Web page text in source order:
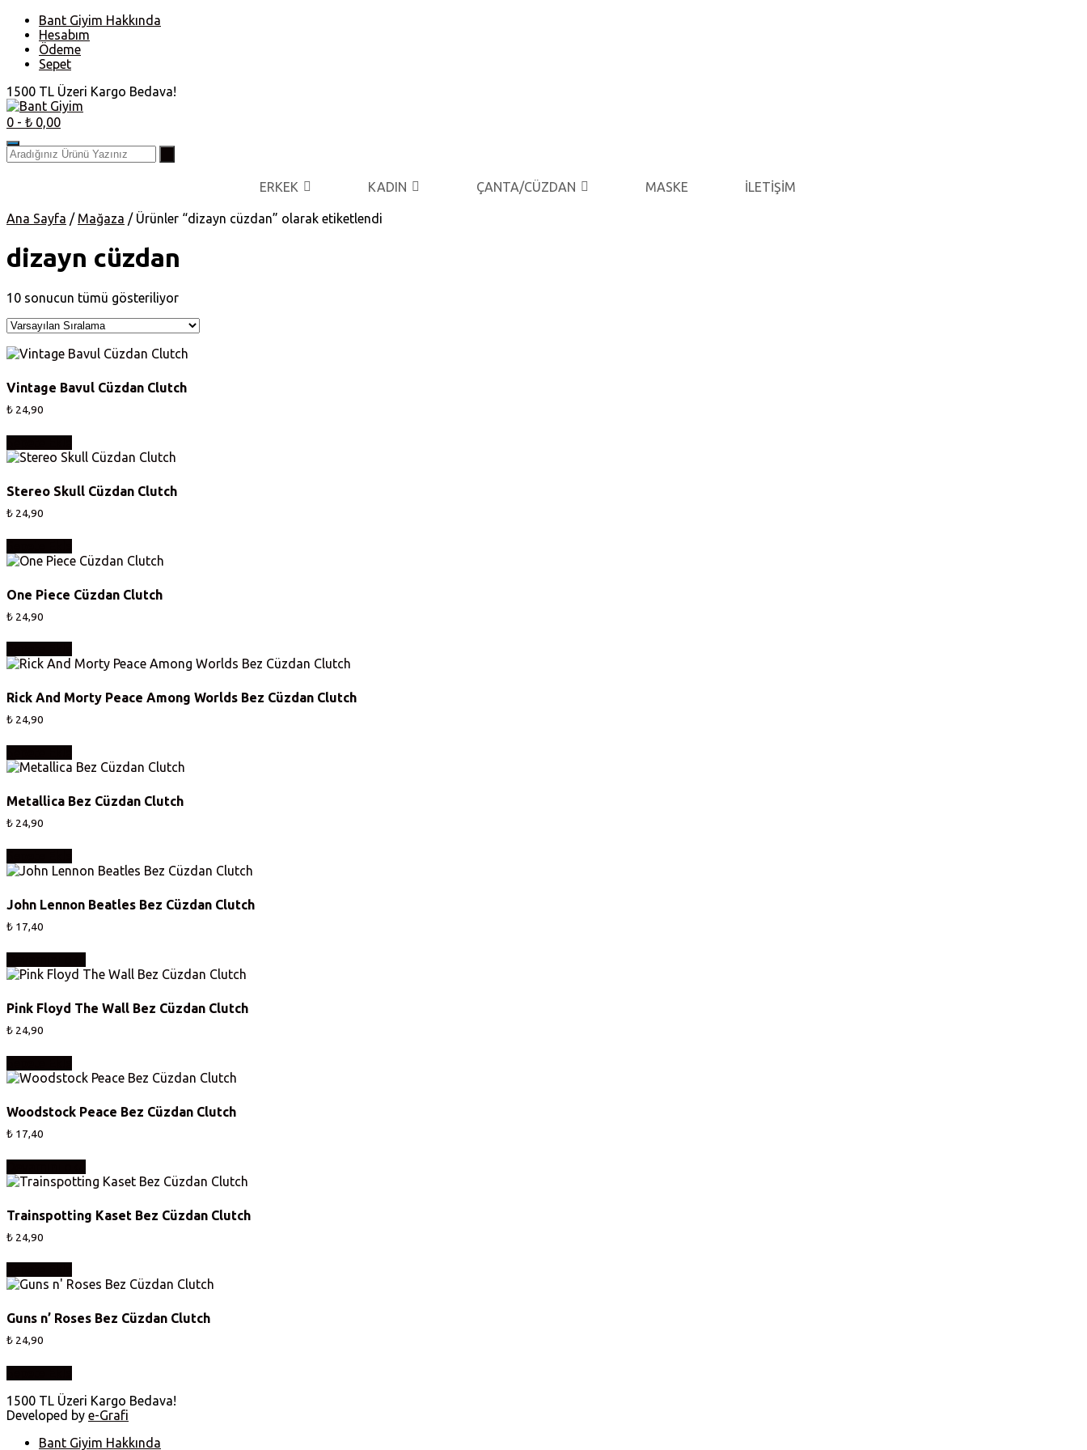
Skip
content
Bant Giyim Hakkında
Hesabım
Ödeme
Sepet
1500 TL Üzeri Kargo Bedava!
0 - ₺ 0,00
ERKEK KADIN ÇANTA/CÜZDAN MASKE İLETİŞİM
Ana Sayfa / Mağaza / Ürünler “dizayn cüzdan” olarak etiketlendi
dizayn cüzdan
10 sonucun tümü gösteriliyor
Vintage Bavul Cüzdan Clutch
₺ 24,90
Stereo Skull Cüzdan Clutch
₺ 24,90
One Piece Cüzdan Clutch
₺ 24,90
Rick And Morty Peace Among Worlds Bez Cüzdan Clutch
₺ 24,90
Metallica Bez Cüzdan Clutch
₺ 24,90
John Lennon Beatles Bez Cüzdan Clutch
₺ 17,40
Pink Floyd The Wall Bez Cüzdan Clutch
₺ 24,90
Woodstock Peace Bez Cüzdan Clutch
₺ 17,40
Trainspotting Kaset Bez Cüzdan Clutch
₺ 24,90
Guns n’ Roses Bez Cüzdan Clutch
₺ 24,90
1500 TL Üzeri Kargo Bedava!
Developed by e-Grafi
Bant Giyim Hakkında